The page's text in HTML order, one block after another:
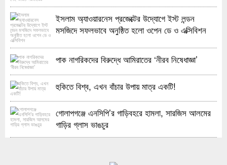
ইসলাম অ্যাওয়ারনেস প্রজেক্টের উদ্যোগে ইস্ট লন্ডন
মসজিদে সফলভাবে অনুষ্ঠিত হলো ওপেন ডে ও এক্সিবিশন
পাক নাগরিকদের বিরুদ্ধে আমিরাতের ‘নীরব নিষেধাজ্ঞা’
হুকিতে বিশ্ব, এখন বাঁচার উপায় মাত্র একটি!
গোলাপগঞ্জে এনসিপি’র গাড়িবহরে হামলা, সারজিস আলমের
গাড়ির গ্লাস ভাঙচুর